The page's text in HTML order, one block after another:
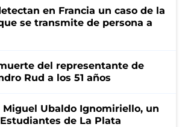
en Francia un caso de la
se transmite de persona a
del representante de
Rud a los 51 años
Miguel Ubaldo Ignomiriello, un
de La Plata